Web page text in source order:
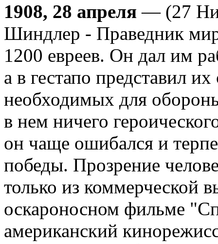
1908, 28 апреля — (27
Шиндлер - Праведник
1200 евреев. Он дал им
а в гестапо представил
необходимых для
в нем ничего
он чаще ошибался и
победы. Прозрение
только из коммерческой
оскароносном фильме
американский